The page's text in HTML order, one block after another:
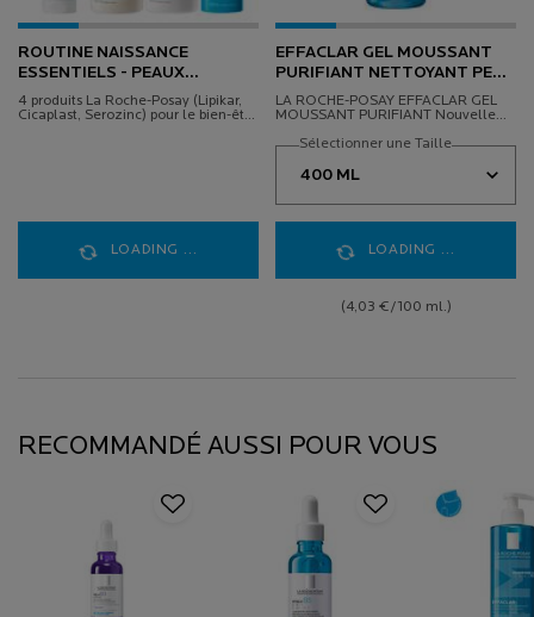
ROUTINE NAISSANCE
ESSENTIELS - PEAUX
SENSIBLES
4 produits La Roche-Posay (Lipikar,
Cicaplast, Serozinc) pour le bien-être
LOADING ...
EFFACLAR GEL MOUSSANT
PURIFIANT NETTOYANT PEAU
GRASSE
LA ROCHE-POSAY EFFACLAR GEL
MOUSSANT PURIFIANT Nouvelle
microbiome grâce au nouvel actif
douceur et réduit visiblement les
pH physiologique de la peau. Sans
Sélectionner une Taille
LOADING ...
(4,03 €/100 ml.)
RECOMMANDÉ AUSSI POUR VOUS